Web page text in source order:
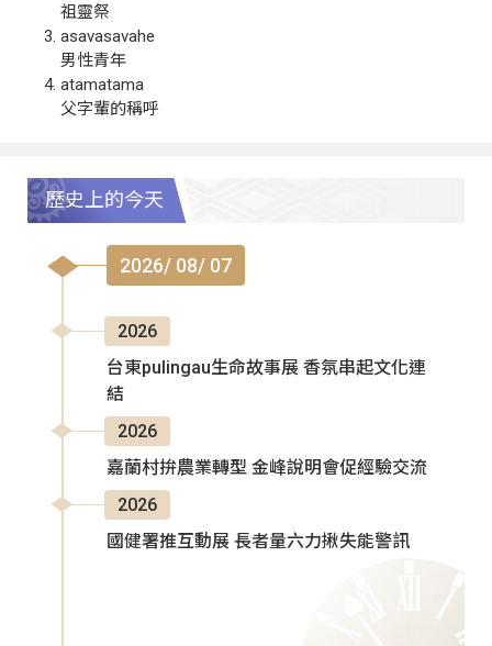
祖靈祭
asavasavahe
男性青年
atamatama
父字輩的稱呼
歷史上的今天
2026/ 08/ 07
2026
台東pulingau生命故事展 香氛串起文化連
結
2026
嘉蘭村拚農業轉型 金峰說明會促經驗交流
2026
國健署推互動展 長者量六力揪失能警訊